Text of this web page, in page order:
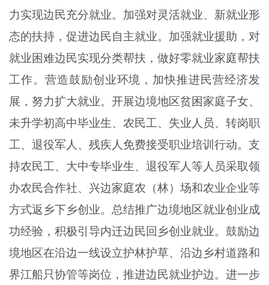
力实现边民充分就业。加强对灵活就业、新就业形
态的扶持，促进边民自主就业。加强就业援助，对
就业困难边民实现分类帮扶，做好零就业家庭帮扶
工作。营造鼓励创业环境，加快推进民营经济发
展，努力扩大就业。开展边境地区贫困家庭子女、
未升学初高中毕业生、农民工、失业人员、转岗职
工、退役军人、残疾人免费接受职业培训行动。支
持农民工、大中专毕业生、退役军人等人员采取领
办农民合作社、兴边家庭农（林）场和农业企业等
方式返乡下乡创业。总结推广边境地区就业创业成
功经验，积极引导内迁边民回乡创业就业。鼓励边
境地区在沿边一线设立护林护草、沿边乡村道路和
界江船只协管等岗位，推进边民就业护边。进一步